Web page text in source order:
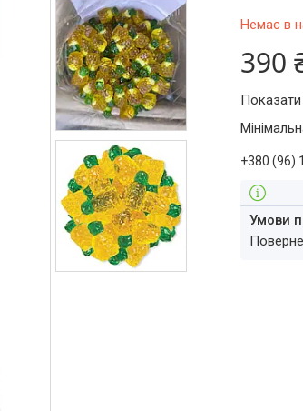
Немає в
390
Показати
+380 (96)